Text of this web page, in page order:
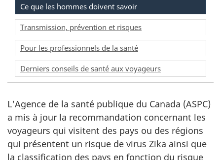
Ce que les hommes doivent savoir
Transmission, prévention et risques
Pour les professionnels de la santé
Derniers conseils de santé aux voyageurs
L'Agence de la santé publique du Canada (ASPC)
a mis à jour la recommandation concernant les
voyageurs qui visitent des pays ou des régions
qui présentent un risque de virus Zika ainsi que
la classification des pays en fonction du risque